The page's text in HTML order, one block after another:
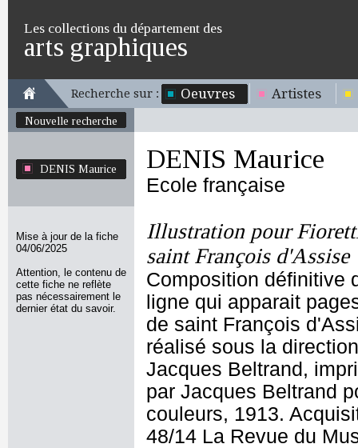
Les collections du département des
arts graphiques
Recherche sur : Oeuvres Artistes
Nouvelle recherche
DENIS Maurice
Mise à jour de la fiche
04/06/2025
Attention, le contenu de
cette fiche ne reflète
pas nécessairement le
dernier état du savoir.
DENIS Maurice
Ecole française
Illustration pour
saint François d'Assise
Composition définitive
ligne qui apparait
de saint François
réalisé sous la
Jacques Beltrand,
par Jacques Beltrand
couleurs, 1913.
48/14 La Revue du